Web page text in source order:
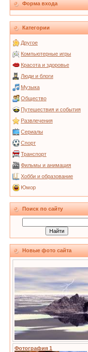
Форма входа
Категории
Другое
Компьютерные игры
Красота и здоровье
Люди и блоги
Музыка
Общество
Путешествия и события
Развлечения
Сериалы
Спорт
Транспорт
Фильмы и анимация
Хобби и образование
Юмор
Поиск по сайту
Новые фото сайта
Фотография 1